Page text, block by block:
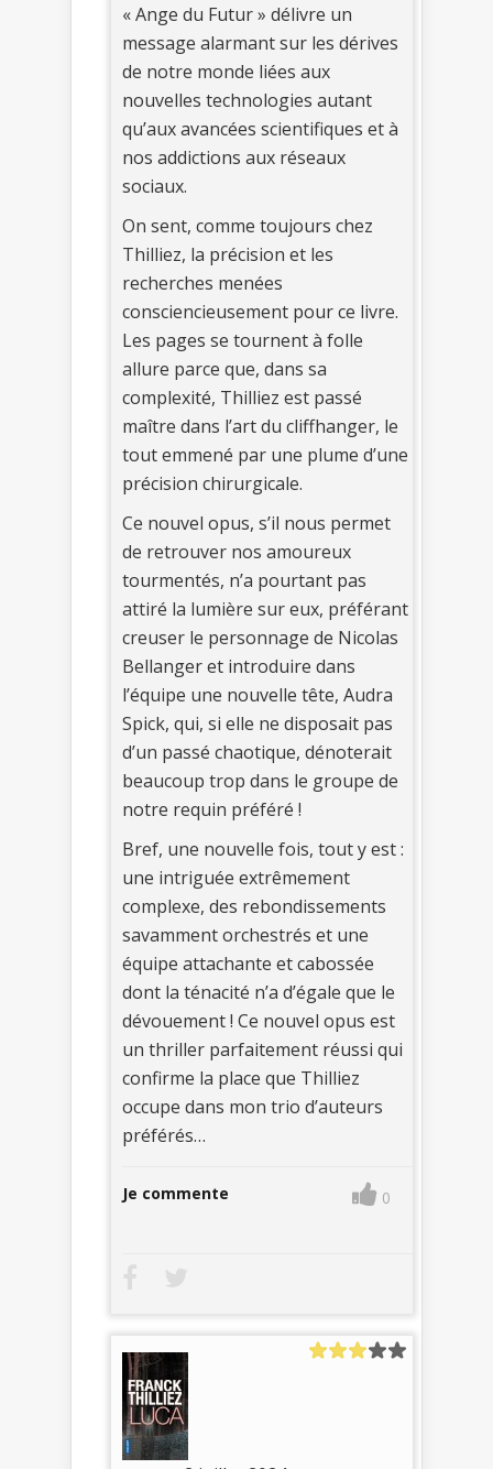
« Ange du Futur » délivre un
message alarmant sur les dérives
de notre monde liées aux
nouvelles technologies autant
qu’aux avancées scientifiques et à
nos addictions aux réseaux
sociaux.
On sent, comme toujours chez
Thilliez, la précision et les
recherches menées
consciencieusement pour ce livre.
Les pages se tournent à folle
allure parce que, dans sa
complexité, Thilliez est passé
maître dans l’art du cliffhanger, le
tout emmené par une plume d’une
précision chirurgicale.
Ce nouvel opus, s’il nous permet
de retrouver nos amoureux
tourmentés, n’a pourtant pas
attiré la lumière sur eux, préférant
creuser le personnage de Nicolas
Bellanger et introduire dans
l’équipe une nouvelle tête, Audra
Spick, qui, si elle ne disposait pas
d’un passé chaotique, dénoterait
beaucoup trop dans le groupe de
notre requin préféré !
Bref, une nouvelle fois, tout y est :
une intriguée extrêmement
complexe, des rebondissements
savamment orchestrés et une
équipe attachante et cabossée
dont la ténacité n’a d’égale que le
dévouement ! Ce nouvel opus est
un thriller parfaitement réussi qui
confirme la place que Thilliez
occupe dans mon trio d’auteurs
préférés…
Je commente 0